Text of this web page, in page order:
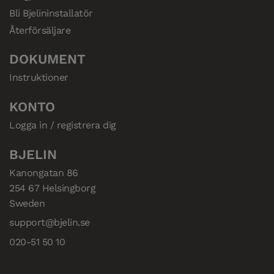
Bli Bjelininstallatör
Återförsäljare
DOKUMENT
Instruktioner
KONTO
Logga in / registrera dig
BJELIN
Kanongatan 86
254 67 Helsingborg
Sweden
support@bjelin.se
020-51 50 10